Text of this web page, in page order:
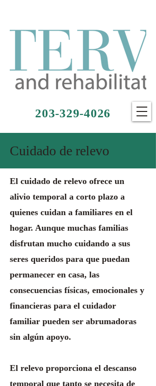
203-329-4026
Cuidado de relevo
El cuidado de relevo ofrece un
alivio temporal a corto plazo a
quienes cuidan a familiares en el
hogar. Aunque muchas familias
disfrutan mucho cuidando a sus
seres queridos para que puedan
permanecer en casa, las
consecuencias físicas, emocionales y
financieras para el cuidador
familiar pueden ser abrumadoras
sin algún apoyo.
El relevo proporciona el descanso
temporal que tanto se necesita de